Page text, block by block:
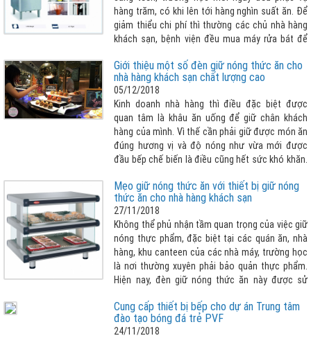
hàng trăm, có khi lên tới hàng nghìn suất ăn. Để
giảm thiểu chi phí thì thường các chủ nhà hàng
khách sạn, bệnh viện đều mua máy rửa bát để
bếp khác cần phải rửa sạch mỗi ngày. Nhưng lựa
chọn máy rửa bát như thế nào cho phù hợp với
bài toán vừa tiết kiệm chi phí tối đa nhất có thể
vừa đảm bảo vệ sinh sạch sẽ chén bát , nhanh
chóng, dễ dàng thao tác... FNB Solutions xin giới
thiệu dòng máy rửa bát công nghiệp Zanussi
chính là một trong những lời giải vô cùng hợp lý
cho vấn đề mà doanh nghiệp đang gặp phải !
Giới thiệu một số đèn giữ nóng thức ăn cho
nhà hàng khách sạn chất lượng cao
05/12/2018
Kinh doanh nhà hàng thì điều đặc biệt được
quan tâm là khâu ăn uống để giữ chân khách
hàng của mình. Vì thế cần phải giữ được món ăn
đúng hương vị và độ nóng như vừa mới được
đầu bếp chế biến là điều cũng hết sức khó khăn.
lớn thì đèn giữ nóng thức ăn là lựa chọn tuyệt
vời nhất cho nhà hàng khách sạn của bạn.
Mẹo giữ nóng thức ăn với thiết bị giữ nóng
thức ăn cho nhà hàng khách sạn
27/11/2018
Không thể phủ nhận tầm quan trọng của việc giữ
nóng thực phẩm, đặc biệt tại các quán ăn, nhà
hàng, khu canteen của các nhà máy, trường học
là nơi thường xuyên phải bảo quản thực phẩm.
Hiện nay, đèn giữ nóng thức ăn này được sử
gì là đáng ngạc nhiên bởi thiết bị giữ nóng thức
ăn có nhiều ưu điểm nổi bật như: Đều được làm
từ inox cao cấp, không gỉ sét, có thiết kế phù
Cung cấp thiết bị bếp cho dự án Trung tâm
đào tạo bóng đá trẻ PVF
24/11/2018